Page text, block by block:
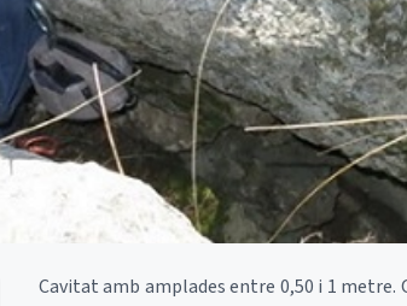
Cavitat amb amplades entre 0,50 i 1